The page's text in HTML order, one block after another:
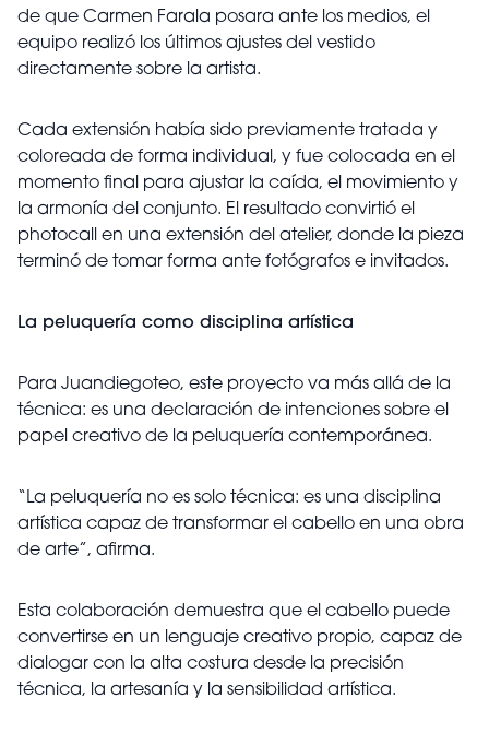
de que Carmen Farala posara ante los medios, el
equipo realizó los últimos ajustes del vestido
directamente sobre la artista.
Cada extensión había sido previamente tratada y
coloreada de forma individual, y fue colocada en el
momento final para ajustar la caída, el movimiento y
la armonía del conjunto. El resultado convirtió el
photocall en una extensión del atelier, donde la pieza
terminó de tomar forma ante fotógrafos e invitados.
La peluquería como disciplina artística
Para Juandiegoteo, este proyecto va más allá de la
técnica: es una declaración de intenciones sobre el
papel creativo de la peluquería contemporánea.
“La peluquería no es solo técnica: es una disciplina
artística capaz de transformar el cabello en una obra
de arte”, afirma.
Esta colaboración demuestra que el cabello puede
convertirse en un lenguaje creativo propio, capaz de
dialogar con la alta costura desde la precisión
técnica, la artesanía y la sensibilidad artística.